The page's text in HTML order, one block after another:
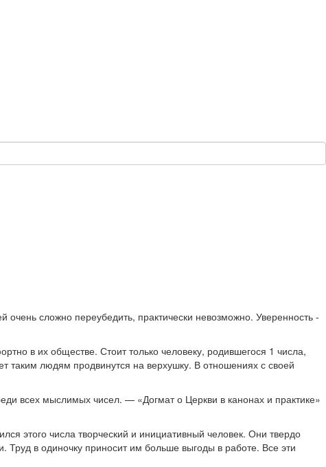
сложно переубедить, практически невозможно. Уверенность -
в их обществе. Стоит только человеку, родившегося 1 числа,
таким людям продвинутся на верхушку. В отношениях с своей
всех мыслимых чисел. — «Догмат о Церкви в канонах и практике»
этого числа творческий и инициативный человек. Они твердо
Труд в одиночку приносит им больше выгоды в работе. Все эти